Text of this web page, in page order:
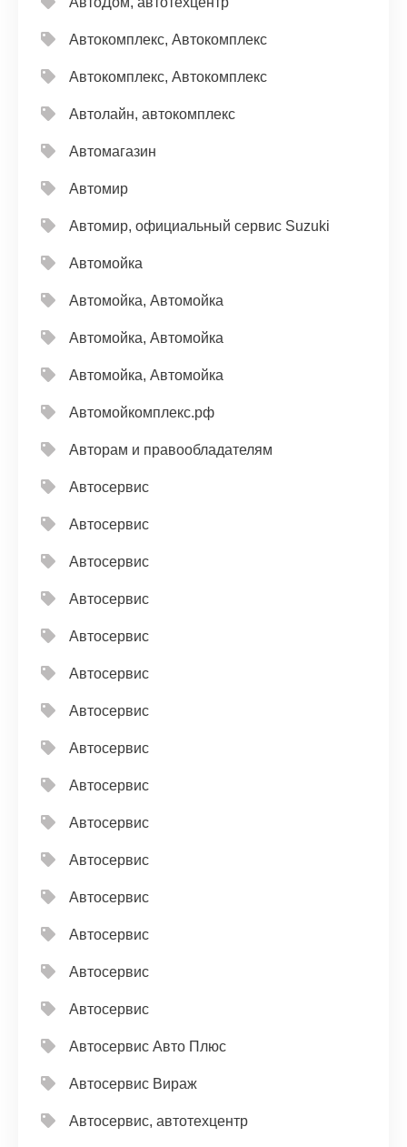
Автокомплекс, Автокомплекс
Автокомплекс, Автокомплекс
Автолайн, автокомплекс
Автомагазин
Автомир
Автомир, официальный сервис Suzuki
Автомойка
Автомойка, Автомойка
Автомойка, Автомойка
Автомойка, Автомойка
Автомойкомплекс.рф
Авторам и правообладателям
Автосервис
Автосервис
Автосервис
Автосервис
Автосервис
Автосервис
Автосервис
Автосервис
Автосервис
Автосервис
Автосервис
Автосервис
Автосервис
Автосервис
Автосервис
Автосервис Авто Плюс
Автосервис Вираж
Автосервис, автотехцентр